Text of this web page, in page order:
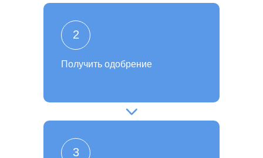
3
Получить одобрение
2